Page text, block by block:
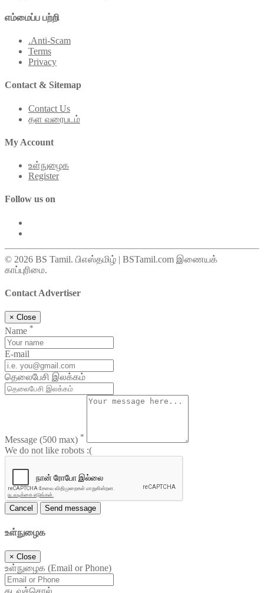
எம்மைப்ப பற்றி
.Anti-Scam
Terms
Privacy
Contact & Sitemap
Contact Us
தள வரைபடம்
My Account
உள்நுழைக
Register
Follow us on
© 2026 BS Tamil. பிஎஸ்தமிழ் | BSTamil.com இணையக்
காப்புரிமை.
Contact Advertiser
× Close
Name *
E-mail
தெலைபேசி இலக்கம்
Message (500 max) *
We do not like robots :(
Cancel Send message
உள்நுழைக
× Close
உள்நுழைக (Email or Phone)
கடவுச்சொல்